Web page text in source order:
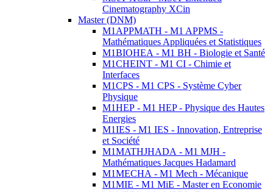
Cinematography XCin
Master (DNM)
M1APPMATH - M1 APPMS -
Mathématiques Appliquées et Statistiques
M1BIOHEA - M1 BH - Biologie et Santé
M1CHEINT - M1 CI - Chimie et
Interfaces
M1CPS - M1 CPS - Système Cyber
Physique
M1HEP - M1 HEP - Physique des Hautes
Energies
M1IES - M1 IES - Innovation, Entreprise
et Société
M1MATHJHADA - M1 MJH -
Mathématiques Jacques Hadamard
M1MECHA - M1 Mech - Mécanique
M1MIE - M1 MiE - Master en Economie